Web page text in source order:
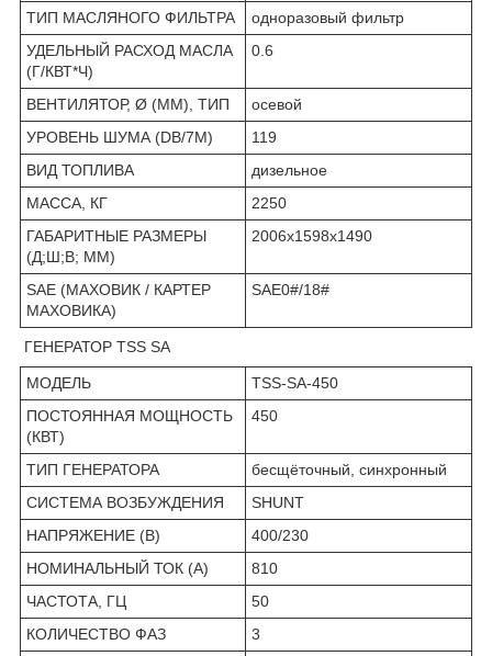
ТИП МАСЛЯНОГО ФИЛЬТРА
одноразовый фильтр
УДЕЛЬНЫЙ РАСХОД МАСЛА
(Г/КВТ*Ч)
0.6
ВЕНТИЛЯТОР, Ø (ММ), ТИП
осевой
УРОВЕНЬ ШУМА (DB/7М)
119
ВИД ТОПЛИВА
дизельное
МАССА, КГ
2250
ГАБАРИТНЫЕ РАЗМЕРЫ
(Д;Ш;В; ММ)
2006x1598x1490
SAE (МАХОВИК / КАРТЕР
МАХОВИКА)
SAE0#/18#
ГЕНЕРАТОР TSS SA
МОДЕЛЬ
TSS-SA-450
ПОСТОЯННАЯ МОЩНОСТЬ
(КВТ)
450
ТИП ГЕНЕРАТОРА
бесщёточный, синхронный
СИСТЕМА ВОЗБУЖДЕНИЯ
SHUNT
НАПРЯЖЕНИЕ (В)
400/230
НОМИНАЛЬНЫЙ ТОК (А)
810
ЧАСТОТА, ГЦ
50
КОЛИЧЕСТВО ФАЗ
3